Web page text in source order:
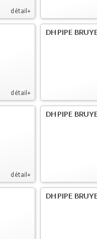
détail+
détail+
DH PIPE
détail+
DH PIPE
DH PIPE